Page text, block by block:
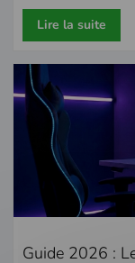
Lire la suite
Guide 2026 :